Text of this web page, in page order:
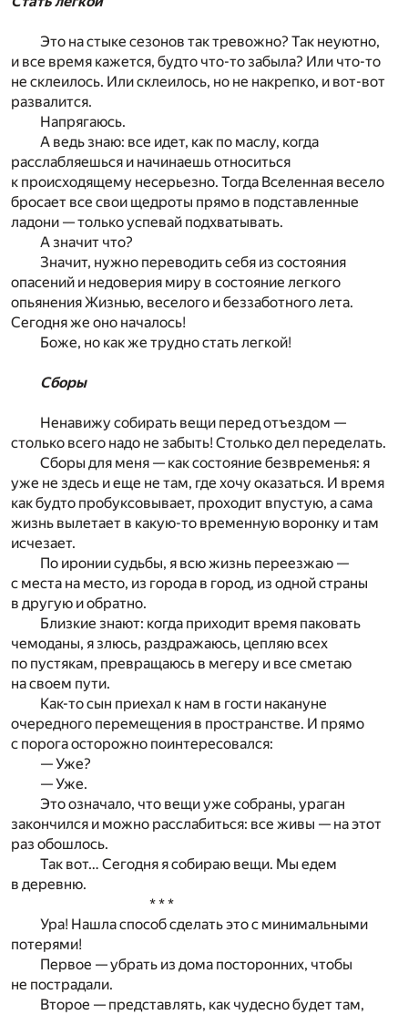
Это на стыке сезонов так тревожно? Так неуютно,
и все время кажется, будто что-то забыла? Или что-то
не склеилось. Или склеилось, но не накрепко, и вот-вот
развалится.
Напрягаюсь.
А ведь знаю: все идет, как по маслу, когда
расслабляешься и начинаешь относиться
к происходящему несерьезно. Тогда Вселенная весело
бросает все свои щедроты прямо в подставленные
ладони — только успевай подхватывать.
А значит что?
Значит, нужно переводить себя из состояния
опасений и недоверия миру в состояние легкого
опьянения Жизнью, веселого и беззаботного лета.
Сегодня же оно началось!
Боже, но как же трудно стать легкой!
Сборы
Ненавижу собирать вещи перед отъездом —
столько всего надо не забыть! Столько дел переделать.
Сборы для меня — как состояние безвременья: я
уже не здесь и еще не там, где хочу оказаться. И время
как будто пробуксовывает, проходит впустую, а сама
жизнь вылетает в какую-то временную воронку и там
исчезает.
По иронии судьбы, я всю жизнь переезжаю —
с места на место, из города в город, из одной страны
в другую и обратно.
Близкие знают: когда приходит время паковать
чемоданы, я злюсь, раздражаюсь, цепляю всех
по пустякам, превращаюсь в мегеру и все сметаю
на своем пути.
Как-то сын приехал к нам в гости накануне
очередного перемещения в пространстве. И прямо
с порога осторожно поинтересовался:
— Уже?
— Уже.
Это означало, что вещи уже собраны, ураган
закончился и можно расслабиться: все живы — на этот
раз обошлось.
Так вот… Сегодня я собираю вещи. Мы едем
в деревню.
* * *
Ура! Нашла способ сделать это с минимальными
потерями!
Первое — убрать из дома посторонних, чтобы
не пострадали.
Второе — представлять, как чудесно будет там,